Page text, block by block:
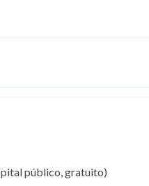
público, gratuito)